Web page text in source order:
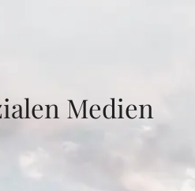
Medien